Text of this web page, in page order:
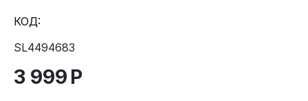
КОД:
SL4494683
3 999 Р